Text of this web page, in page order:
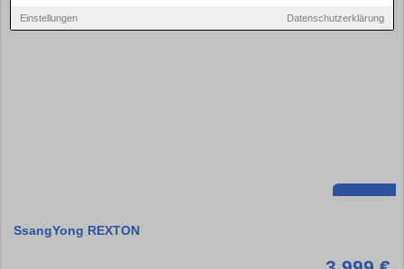
Einstellungen Datenschutzerklärung
SsangYong REXTON